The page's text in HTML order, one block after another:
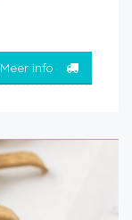
Meer info